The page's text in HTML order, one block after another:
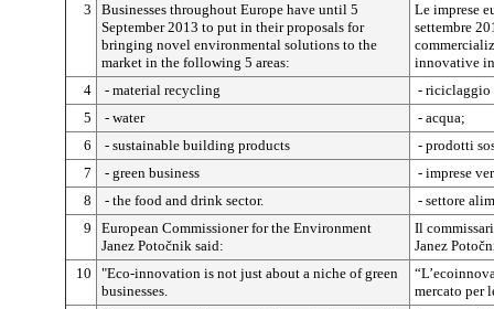
3
Businesses throughout Europe have until 5
September 2013 to put in their proposals for
bringing novel environmental solutions to the
market in the following 5 areas:
Le imprese
settembre
innovative
4
- material recycling
- riciclaggio
5
- water
- acqua;
6
- sustainable building products
- prodotti
7
- green business
- imprese
8
- the food and drink sector.
- settore
9
European Commissioner for the Environment
Janez Potočnik said:
Il
Janez
10
"Eco-innovation is not just about a niche of green
businesses.
mercato per